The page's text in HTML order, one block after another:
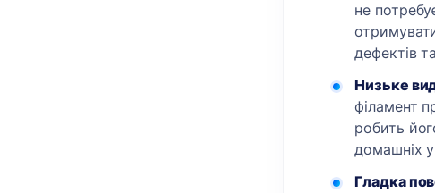
не
дефектів
Низьке
філамент
робить
домашніх
Гладка